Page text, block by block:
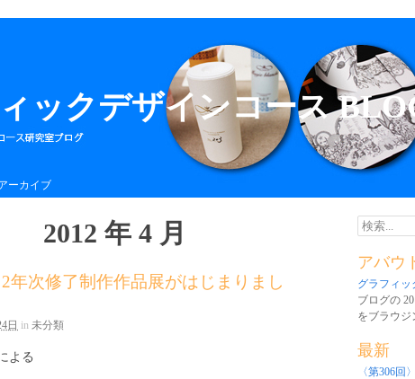
ックデザインコース
ーカイブ
2012 年 4 月
2年次修了制作作品展がはじまりまし
日 in 未分類
よる
検索...
アバウ
グラフィッ
ブログの
をブラウジ
最新
〈第306回